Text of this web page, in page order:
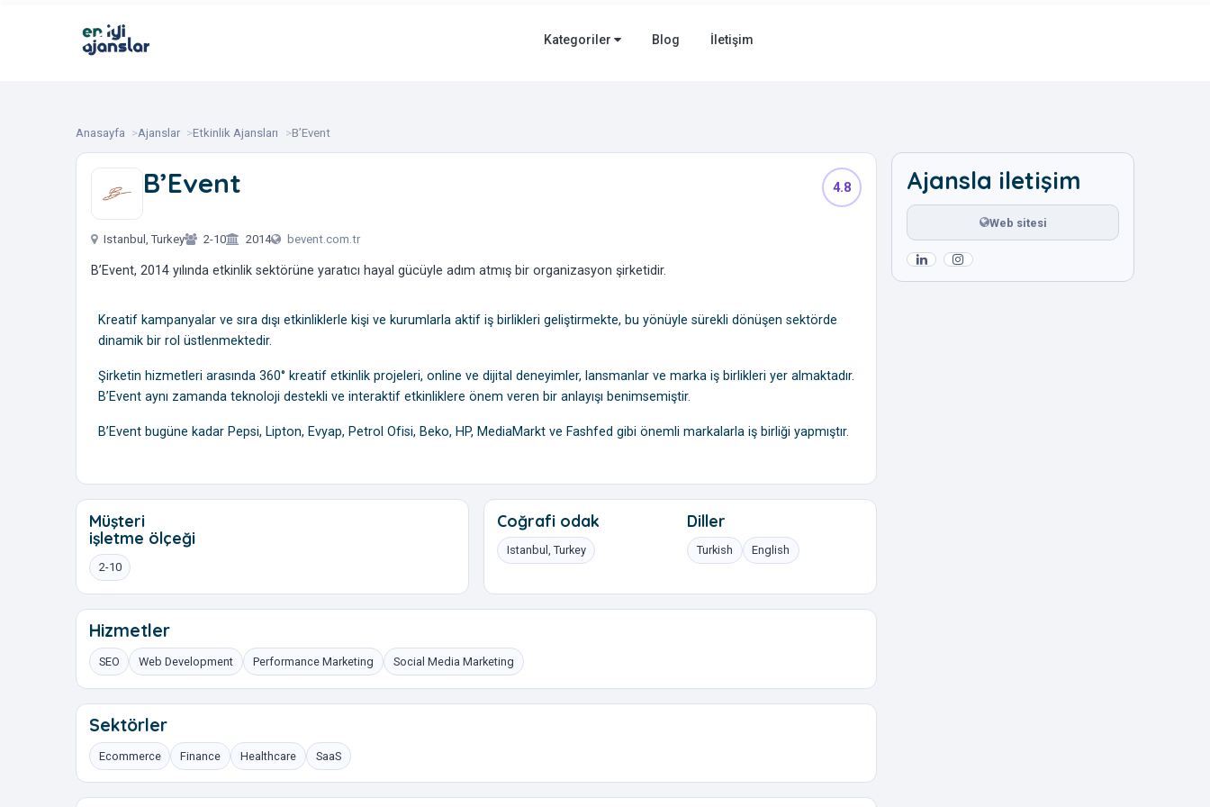
Kategoriler Blog İletişim
Anasayfa Ajanslar Etkinlik Ajansları B’Event
B’Event 4.8
Istanbul, Turkey 2-10 2014 bevent.com.tr
B’Event, 2014 yılında etkinlik sektörüne yaratıcı hayal gücüyle adım atmış bir organizasyon şirketidir.
Kreatif kampanyalar ve sıra dışı etkinliklerle kişi ve kurumlarla aktif iş birlikleri geliştirmekte, bu yönüyle sürekli dönüşen sektörde
dinamik bir rol üstlenmektedir.
Şirketin hizmetleri arasında 360° kreatif etkinlik projeleri, online ve dijital deneyimler, lansmanlar ve marka iş birlikleri yer almaktadır.
B’Event aynı zamanda teknoloji destekli ve interaktif etkinliklere önem veren bir anlayışı benimsemiştir.
B’Event bugüne kadar Pepsi, Lipton, Evyap, Petrol Ofisi, Beko, HP, MediaMarkt ve Fashfed gibi önemli markalarla iş birliği yapmıştır.
Müşteri
işletme ölçeği
2-10
Coğrafi odak
Istanbul, Turkey
Diller
Turkish English
Hizmetler
SEO Web Development Performance Marketing Social Media Marketing
Sektörler
Ecommerce Finance Healthcare SaaS
Ajansla iletişim
Web sitesi